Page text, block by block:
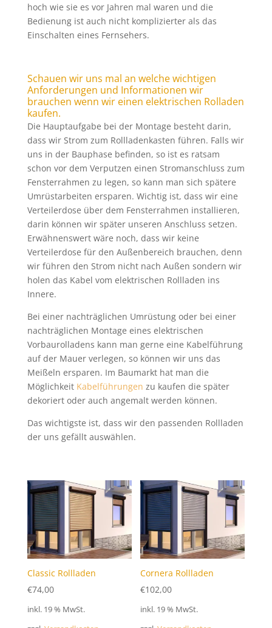
hoch wie sie es vor Jahren mal waren und die
Bedienung ist auch nicht komplizierter als das
Einschalten eines Fernsehers.
Schauen wir uns mal an welche wichtigen
Anforderungen und Informationen wir
brauchen wenn wir einen elektrischen Rolladen
kaufen.
Die Hauptaufgabe bei der Montage besteht darin,
dass wir Strom zum Rollladenkasten führen. Falls wir
uns in der Bauphase befinden, so ist es ratsam
schon vor dem Verputzen einen Stromanschluss zum
Fensterrahmen zu legen, so kann man sich spätere
Umrüstarbeiten ersparen. Wichtig ist, dass wir eine
Verteilerdose über dem Fensterrahmen installieren,
darin können wir später unseren Anschluss setzen.
Erwähnenswert wäre noch, dass wir keine
Verteilerdose für den Außenbereich brauchen, denn
wir führen den Strom nicht nach Außen sondern wir
holen das Kabel vom elektrischen Rollladen ins
Innere.
Bei einer nachträglichen Umrüstung oder bei einer
nachträglichen Montage eines elektrischen
Vorbaurolladens kann man gerne eine Kabelführung
auf der Mauer verlegen, so können wir uns das
Meißeln ersparen. Im Baumarkt hat man die
Möglichkeit Kabelführungen zu kaufen die später
dekoriert oder auch angemalt werden können.
Das wichtigste ist, dass wir den passenden Rollladen
der uns gefällt auswählen.
Classic Rollladen
€74,00
inkl. 19 % MwSt.
Cornera Rollladen
€102,00
inkl. 19 % MwSt.